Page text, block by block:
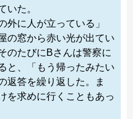
いた。
外に人が立っている」
の窓から赤い光が出てい
のたびにBさんは警察に
と、「もう帰ったみたい
返答を繰り返した。ま
を求めに行くこともあっ